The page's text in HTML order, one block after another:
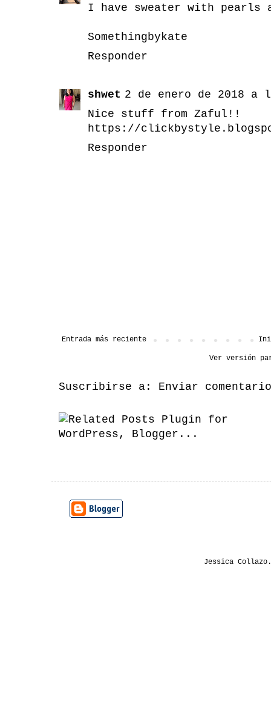
I have sweater with pearls
Somethingbykate
Responder
shwet 2 de enero de 2018 a
Nice stuff from Zaful!!
https://
Responder
Entrada más reciente
Ver versión
Suscribirse a: Enviar
Jessica